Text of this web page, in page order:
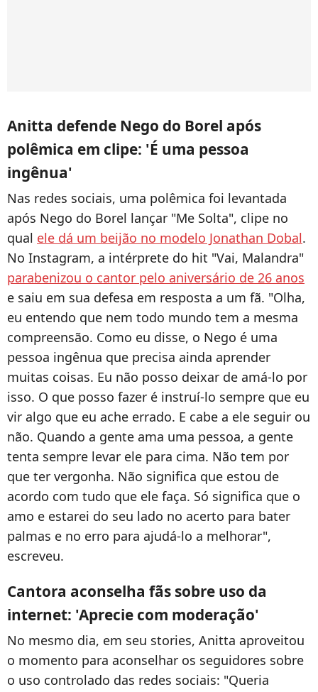
Anitta defende Nego do Borel após
polêmica em clipe: 'É uma pessoa
ingênua'
Nas redes sociais, uma polêmica foi levantada
após Nego do Borel lançar "Me Solta", clipe no
qual ele dá um beijão no modelo Jonathan Dobal.
No Instagram, a intérprete do hit "Vai, Malandra"
parabenizou o cantor pelo aniversário de 26 anos
e saiu em sua defesa em resposta a um fã. "Olha,
eu entendo que nem todo mundo tem a mesma
compreensão. Como eu disse, o Nego é uma
pessoa ingênua que precisa ainda aprender
muitas coisas. Eu não posso deixar de amá-lo por
isso. O que posso fazer é instruí-lo sempre que eu
vir algo que eu ache errado. E cabe a ele seguir ou
não. Quando a gente ama uma pessoa, a gente
tenta sempre levar ele para cima. Não tem por
que ter vergonha. Não significa que estou de
acordo com tudo que ele faça. Só significa que o
amo e estarei do seu lado no acerto para bater
palmas e no erro para ajudá-lo a melhorar",
escreveu.
Cantora aconselha fãs sobre uso da
internet: 'Aprecie com moderação'
No mesmo dia, em seu stories, Anitta aproveitou
o momento para aconselhar os seguidores sobre
o uso controlado das redes sociais: "Queria